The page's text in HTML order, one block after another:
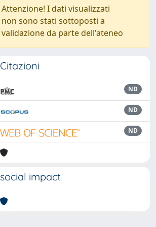
Attenzione! I dati visualizzati
non sono stati sottoposti a
validazione da parte dell'ateneo
Citazioni
ND
ND
ND
social impact